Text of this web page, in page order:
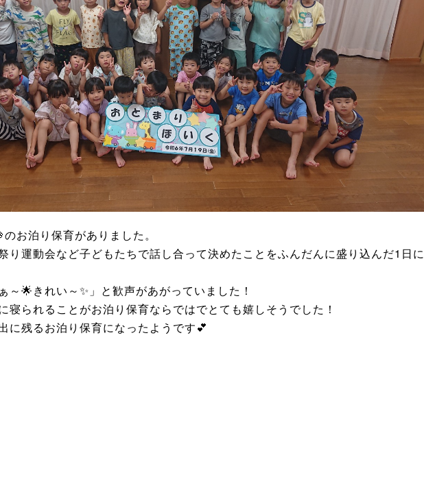
お泊り保育がありました。
り運動会など子どもたちで話し合って決めたことをふんだんに盛り込んだ1日に
～🌟きれい～✨」と歓声があがっていました！
寝られることがお泊り保育ならではでとても嬉しそうでした！
に残るお泊り保育になったようです💕